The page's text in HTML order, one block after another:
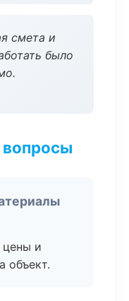
смета и
было
и
объект.